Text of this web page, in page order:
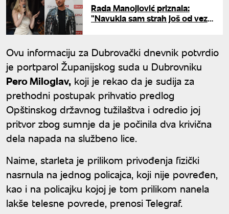
Rada Manojlović priznala:
"Navukla sam strah još od veze
Ovu informaciju za Dubrovački dnevnik potvrdio
je portparol Županijskog suda u Dubrovniku
Pero Miloglav, koji je rekao da je sudija za
prethodni postupak prihvatio predlog
Opštinskog državnog tužilaštva i odredio joj
pritvor zbog sumnje da je počinila dva krivična
dela napada na službeno lice.
Naime, starleta je prilikom privođenja fizički
nasrnula na jednog policajca, koji nije povređen,
kao i na policajku kojoj je tom prilikom nanela
lakše telesne povrede, prenosi Telegraf.